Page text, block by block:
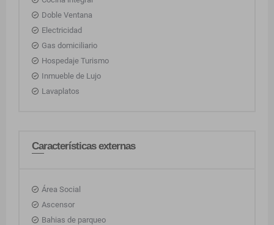
Doble Ventana
Electricidad
Gas domiciliario
Hospedaje Turismo
Inmueble de Lujo
Lavaplatos
Características externas
Área Social
Ascensor
Bahias de parqueo